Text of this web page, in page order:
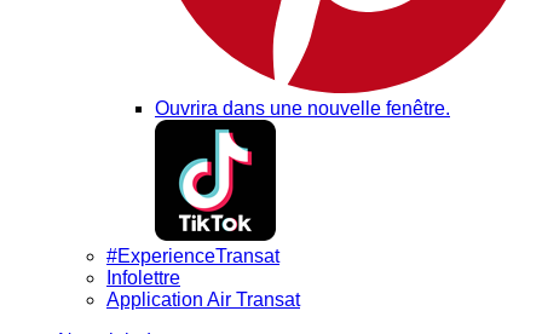
Ouvrira dans une nouvelle fenêtre.
#ExperienceTransat
Infolettre
Application Air Transat